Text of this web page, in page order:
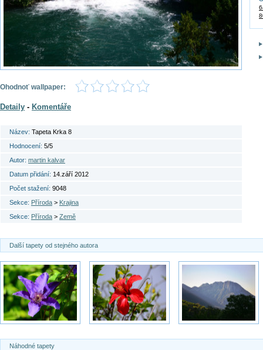
Ohodnoť wallpaper:
Detaily - Komentáře
Název: Tapeta Krka 8
Hodnocení: 5/5
Autor: martin kalvar
Datum přidání: 14.září 2012
Počet stažení: 9048
Sekce: Příroda > Krajina
Sekce: Příroda > Země
Další tapety od stejného autora
Náhodné tapety